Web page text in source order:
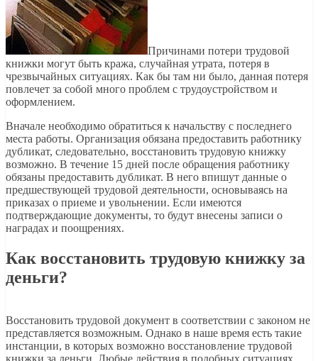
Причинами потери трудовой
книжки могут быть кража, случайная утрата, потеря в
чрезвычайных ситуациях. Как бы там ни было, данная потеря
повлечет за собой много проблем с трудоустройством и
оформлением.
Вначале необходимо обратиться к начальству с последнего
места работы. Организация обязана предоставить работнику
дубликат, следовательно, восстановить трудовую книжку
возможно. В течение 15 дней после обращения работнику
обязаны предоставить дубликат. В него впишут данные о
предшествующей трудовой деятельности, основываясь на
приказах о приеме и увольнении. Если имеются
подтверждающие документы, то будут внесены записи о
наградах и поощрениях.
Как восстановить трудовую книжку за
деньги?
Восстановить трудовой документ в соответствии с законом не
представляется возможным. Однако в наше время есть такие
инстанции, в которых возможно восстановление трудовой